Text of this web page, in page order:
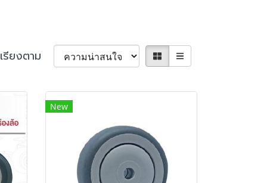
เรียงตาม
New